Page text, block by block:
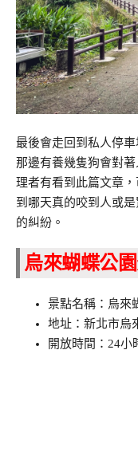
最後會走回到私人停
那邊有養幾隻狗會對
理者有看到此篇文章
到哪天真的咬到人或
的糾紛。
烏來蝴蝶公
景點名稱：烏來
地址：新北市烏
開放時間：24小